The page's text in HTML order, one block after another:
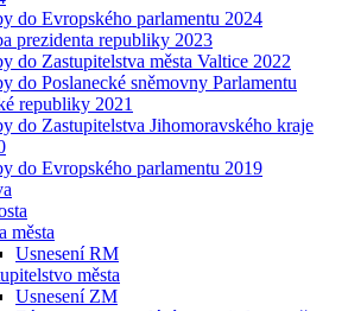
do Evropského parlamentu 2024
prezidenta republiky 2023
do Zastupitelstva města Valtice 2022
do Poslanecké sněmovny Parlamentu
republiky 2021
do Zastupitelstva Jihomoravského kraje
do Evropského parlamentu 2019
města
Usnesení RM
města
Usnesení ZM